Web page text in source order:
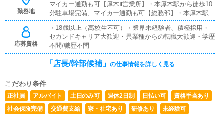
勤務地
マイカー通勤も可【厚木Ⅱ営業所】・本厚木駅から徒歩10
分駐車場完備、マイカー通勤も可【総務部】・本厚木駅か
ら徒歩5分圏内【小田原営業所】・小田原駅から徒歩3分
圏内駐車場完備、マイカー通勤も可【東横営業所】・武蔵
小杉駅から徒歩5分圏内駐車場完備、マイカー通勤も可
【池袋営業所】・池袋駅から徒歩5分圏内
応募資格
・18歳以上（高校生不可）・業界未経験者、積極採用・
セカンドキャリア大歓迎・異業種からの転職大歓迎・学歴
不問/職歴不問
「店長/幹部候補」 の仕事情報を詳しく見る
こだわり条件
正社員 アルバイト 土日のみ可 週休2日制 日払い可
資格手当あり
社会保険完備
交通費支給 寮・社宅あり 研修あり
未経験可